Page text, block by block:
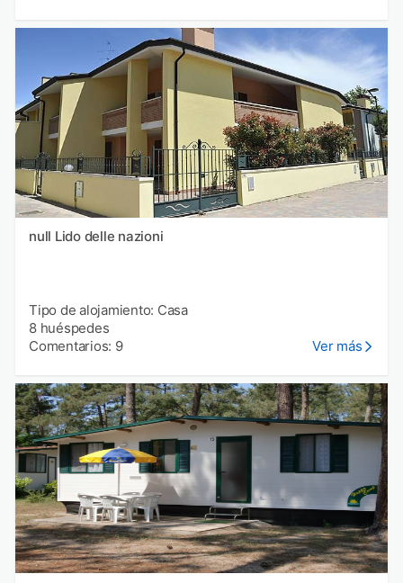
null Lido delle nazioni
Tipo de alojamiento: Casa
8 huéspedes
Comentarios: 9
Ver más